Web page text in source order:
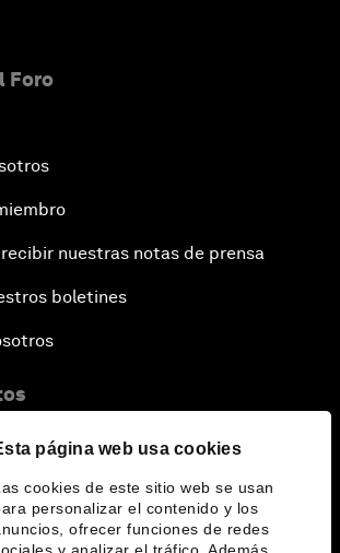
página web usa cookies
cookies de este sitio web se usan
personalizar el contenido y los
ofrecer funciones de redes
Foro
nuestras notas de prensa
boletines
el Foro
idiomas